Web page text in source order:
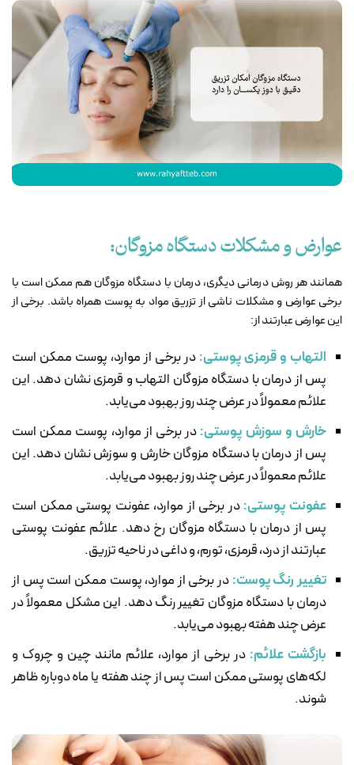
عوارض و مشکلات دستگاه مزوگان:
همانند هر روش درمانی دیگری، درمان با دستگاه مزوگان هم ممکن است با
برخی عوارض و مشکلات ناشی از تزریق مواد به پوست همراه باشد. برخی از
این عوارض عبارتند از:
التهاب و قرمزی پوستی:در برخی از موارد، پوست ممکن است
پس از درمان با دستگاه مزوگان التهاب و قرمزی نشان دهد. این
علائم معمولاً در عرض چند روز بهبود می‌یابد.
خارش و سوزش پوستی:در برخی از موارد، پوست ممکن است
پس از درمان با دستگاه مزوگان خارش و سوزش نشان دهد. این
علائم معمولاً در عرض چند روز بهبود می‌یابد.
عفونت پوستی:در برخی از موارد، عفونت پوستی ممکن است
پس از درمان با دستگاه مزوگان رخ دهد. علائم عفونت پوستی
عبارتند از درد، قرمزی، تورم، و داغی در ناحیه تزریق.
تغییر رنگ پوست:در برخی از موارد، پوست ممکن است پس از
درمان با دستگاه مزوگان تغییر رنگ دهد. این مشکل معمولاً در
عرض چند هفته بهبود می‌یابد.
بازگشت علائم: در برخی از موارد، علائم مانند چین و چروک و
لکه‌های پوستی ممکن است پس از چند هفته یا ماه دوباره ظاهر
شوند.